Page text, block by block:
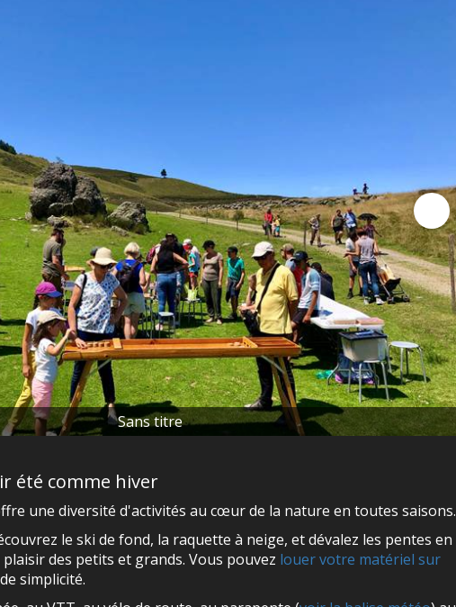
Sans titre
été comme hiver
une diversité d'activités au cœur de la nature en toutes saisons.
le ski de fond, la raquette à neige, et dévalez les pentes en
des petits et grands. Vous pouvez louer votre matériel sur
simplicité.